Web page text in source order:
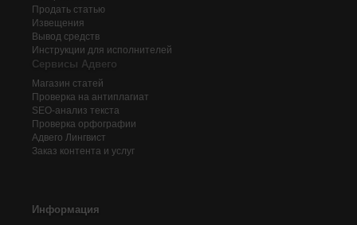
Продать статью
Извещения
Вывод средств
Инструкции для исполнителей
Сервисы Адвего
Магазин статей
Проверка на антиплагиат
SEO-анализ текста
Проверка орфографии
Адвего Лингвист
Заказ контента и услуг
Информация